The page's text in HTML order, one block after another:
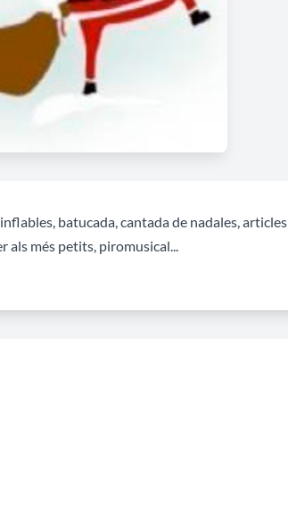
batucada, cantada de nadales,
als més petits, piromusical...